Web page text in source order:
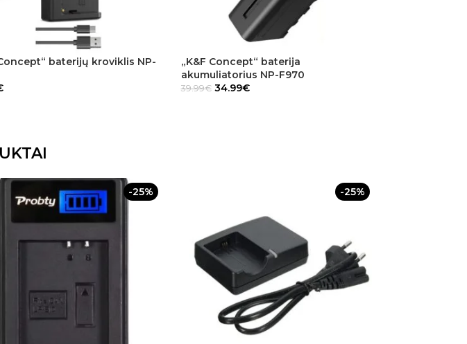
baterijų kroviklis NP-
„K&F Concept“ baterija
akumuliatorius NP-F970
39.99€ 34.99€
-25% -25%